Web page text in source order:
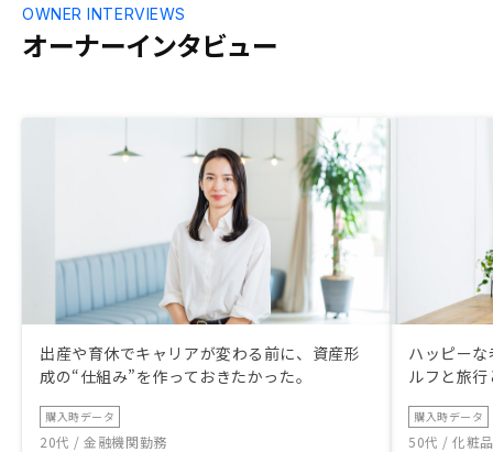
オーナーインタビュー
OWNER INTERVIEWS
出産や育休でキャリアが変わる前に、資産形
成の“仕組み”を作っておきたかった。
購入時データ
20代 / 金融機関勤務
ハッピー
ルフと旅
購入時データ
50代 / 化粧